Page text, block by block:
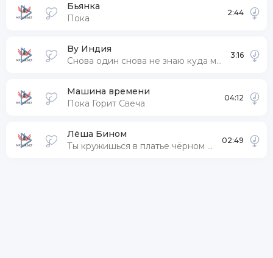
Бьянка
Пока
2:44
By Индия
Снова один снова не знаю куда мне идти
3:16
Машина времени
Пока Горит Свеча
04:12
Лёша Бином
Ты кружишься в платье чёрном чёрном
02:49